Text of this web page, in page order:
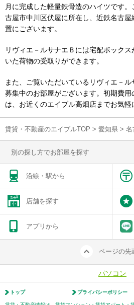
月に完成した軽量鉄骨造のハイツです
古屋市中川区伏屋に所在し、近鉄名古
置にございます。
リヴィエ－ルサナエＢには宅配ボック
いた荷物の受取りができます。
また、ご覧いただいているリヴィエ－
募集中のお部屋がございます。初期費
は、お近くのエイブル高畑店までお気軽
賃貸・不動産のエイブルTOP > 愛知県 > 名
別の探し方でお部屋を探す
沿線・駅から
店舗を探す
アプリから
ページの先
パソコン
トップ プライバシーポリシー